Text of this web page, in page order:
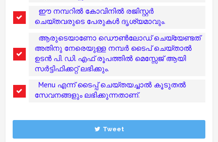
ഈ നമ്പറിൽ കോവിനിൽ രജിസ്റ്റർ
ചെയ്തവരുടെ പേരുകൾ ദൃശ്യമാവും.
ആരുടെയാണോ ഡൌൺലോഡ് ചെയ്യേണ്ടത്
അതിനു നേരെയുള്ള നമ്പർ ടൈപ് ചെയ്താൽ
ഉടൻ പി. ഡി. എഫ് രൂപത്തിൽ മെസ്സേജ് ആയി
സർട്ടിഫിക്കറ്റ് ലഭിക്കും.
Menu എന്ന് ടൈപ്പ് ചെയ്തയച്ചാൽ കൂടുതൽ
സേവനങ്ങളും ലഭിക്കുന്നതാണ്.
Tweet